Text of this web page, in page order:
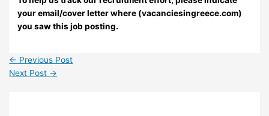
your email/cover letter where (vacanciesingreece.com)
you saw this job posting.
← Previous Post
Next Post →